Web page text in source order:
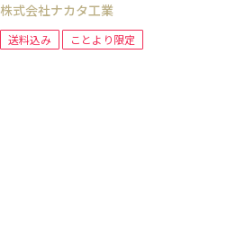
株式会社ナカタ工業
送料込み ことより限定